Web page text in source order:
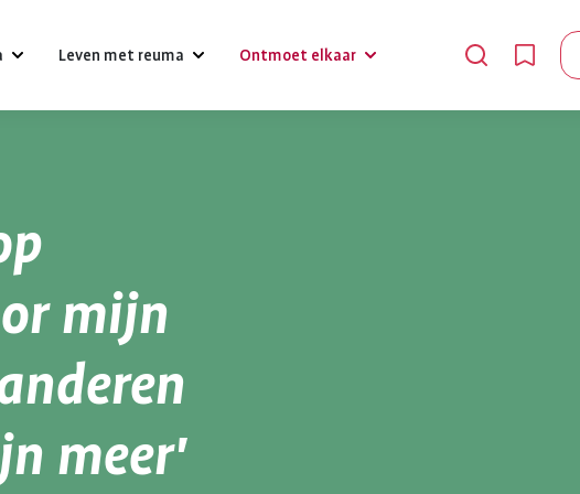
bij reuma
Leven met reuma
Een gezonde leefstijl
Werk
Zorgverzekering
Ontmoet elkaar
mijn
meer'